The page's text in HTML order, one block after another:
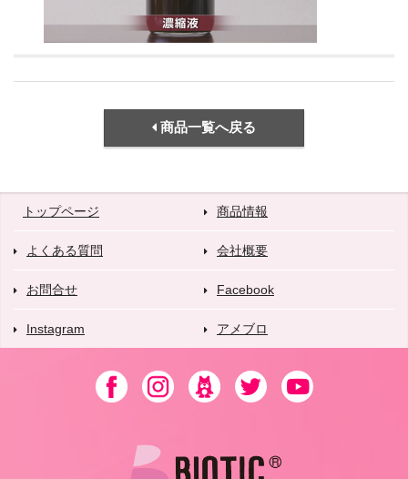
商品一覧へ戻る
トップページ 商品情報
よくある質問 会社概要
お問合せ Facebook
Instagram アメブロ